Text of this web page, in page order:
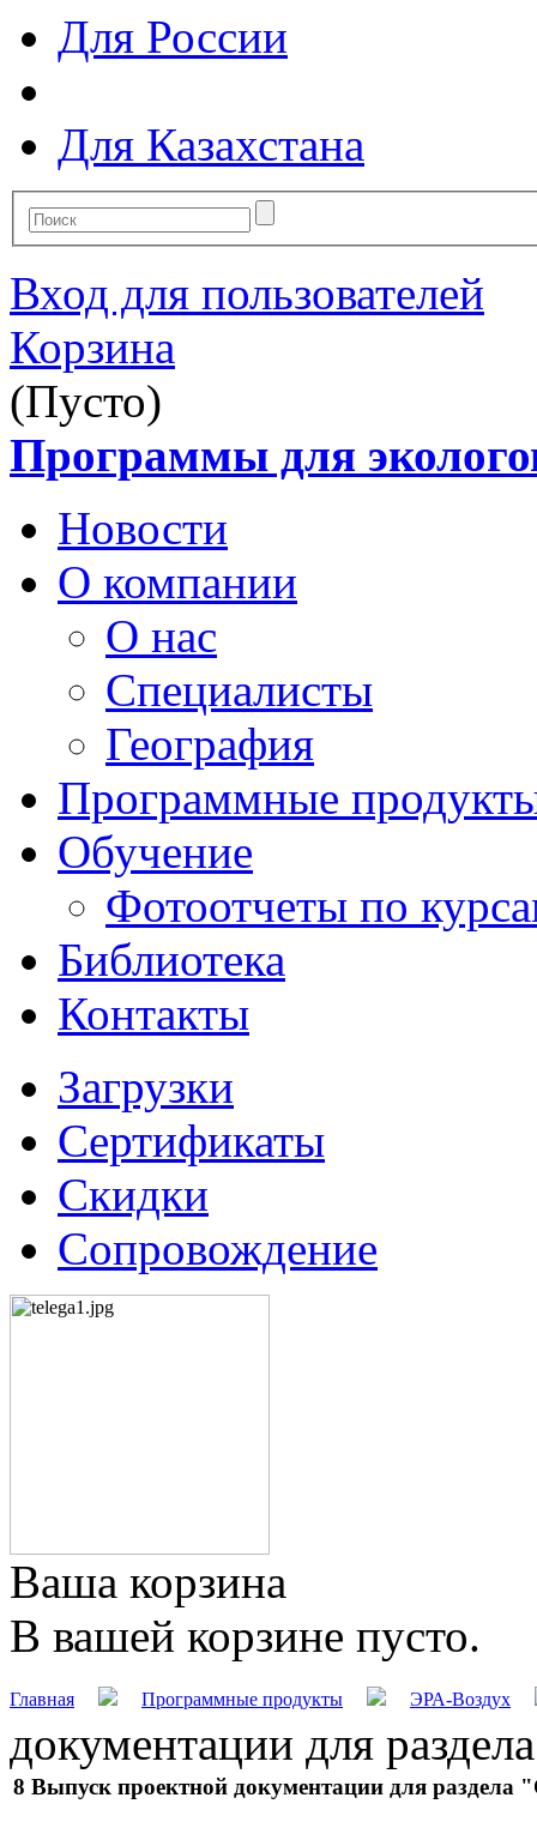
Для России
Для Казахстана
Вход для пользователей
Корзина
(Пусто)
Программы для
Новости
О компании
О нас
Специалисты
География
Программные
Обучение
Фотоотчеты по
Библиотека
Контакты
Загрузки
Сертификаты
Скидки
Сопровождение
Ваша корзина
В вашей корзине пусто.
Главная Программные продукты ЭРА-Воздух
документации для
8 Выпуск проектной документации для